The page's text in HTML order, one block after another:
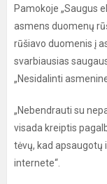
Pamokoje „Saugus
asmens duomenų
rūšiavo duomenis į
svarbiausias
„Nesidalinti
„Nebendrauti su
visada kreiptis
tėvų, kad apsaugotų
internete“.